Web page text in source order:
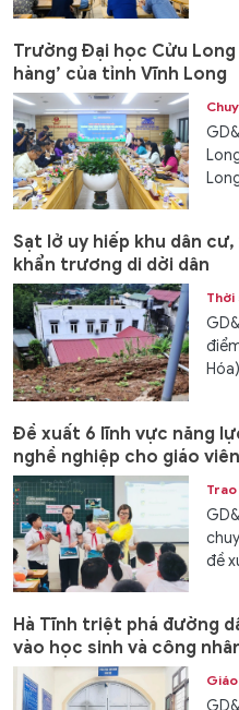
Trường Đại học Cửu
hàng’ của tỉnh Vĩnh Long
Sạt lở uy hiếp khu dân
khẩn trương di dời dân
Thời
Đề xuất 6 lĩnh vực năng
nghề nghiệp cho giáo viên
đề
Hà Tĩnh triệt phá đường
vào học sinh và công